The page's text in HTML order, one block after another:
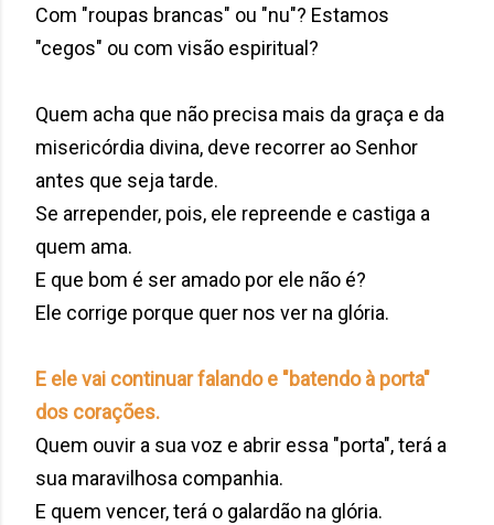
Com "roupas brancas" ou "nu"? Estamos
"cegos" ou com visão espiritual?
Quem acha que não precisa mais da graça e da
misericórdia divina, deve recorrer ao Senhor
antes que seja tarde.
Se arrepender, pois, ele repreende e castiga a
quem ama.
E que bom é ser amado por ele não é?
Ele corrige porque quer nos ver na glória.
E ele vai continuar falando e "batendo à porta"
dos corações.
Quem ouvir a sua voz e abrir essa "porta", terá a
sua maravilhosa companhia.
E quem vencer, terá o galardão na glória.